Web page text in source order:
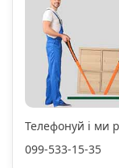
Телефонуй і ми
099-533-15-35